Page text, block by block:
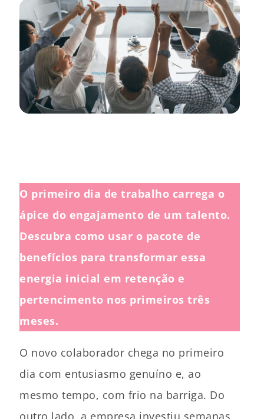
O primeiro dia de trabalho carrega o
ápice do engajamento de um talento.
Descubra como usar o pacote de
benefícios para transformar essa
energia inicial em retenção e
pertencimento nos primeiros três
meses.
O novo colaborador chega no primeiro
dia com entusiasmo genuíno e, ao
mesmo tempo, com frio na barriga. Do